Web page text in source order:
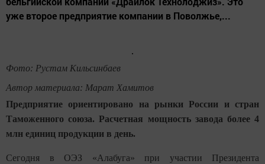
уже второе предприятие компании в Поволжье,...
Фото: Рустам Кильсинбаев
Автор материала: Марат Хамитов
Предприятие ориентировано на рынки России и стран
Таможенного союза. Расчетная мощность завода более 4
млн единиц продукции в день.
Сегодня в ОЭЗ «Алабуга» при участии Президента